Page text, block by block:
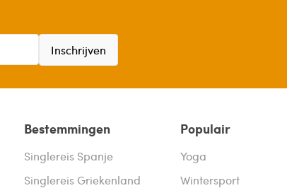
Inschrijven
Bestemmingen
Singlereis Spanje
Singlereis Griekenland
Populair
Yoga
Wintersport